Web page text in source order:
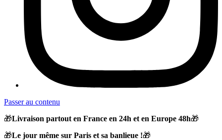
Passer au contenu
🎁Livraison partout en France en 24h et en Europe 48h🎁
🎁Le jour même sur Paris et sa banlieue !🎁